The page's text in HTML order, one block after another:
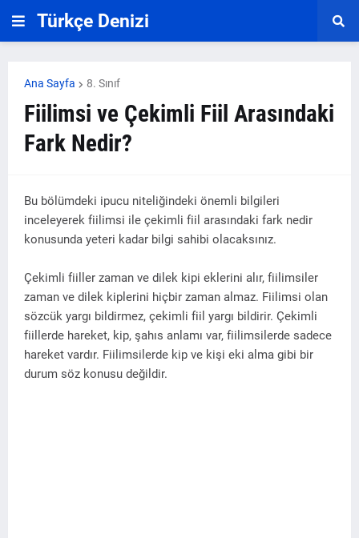
Türkçe Denizi
Ana Sayfa 8. Sınıf
Fiilimsi ve Çekimli Fiil Arasındaki
Fark Nedir?
Bu bölümdeki ipucu niteliğindeki önemli bilgileri
inceleyerek fiilimsi ile çekimli fiil arasındaki fark nedir
konusunda yeteri kadar bilgi sahibi olacaksınız.
Çekimli fiiller zaman ve dilek kipi eklerini alır, fiilimsiler
zaman ve dilek kiplerini hiçbir zaman almaz. Fiilimsi olan
sözcük yargı bildirmez, çekimli fiil yargı bildirir. Çekimli
fiillerde hareket, kip, şahıs anlamı var, fiilimsilerde sadece
hareket vardır. Fiilimsilerde kip ve kişi eki alma gibi bir
durum söz konusu değildir.